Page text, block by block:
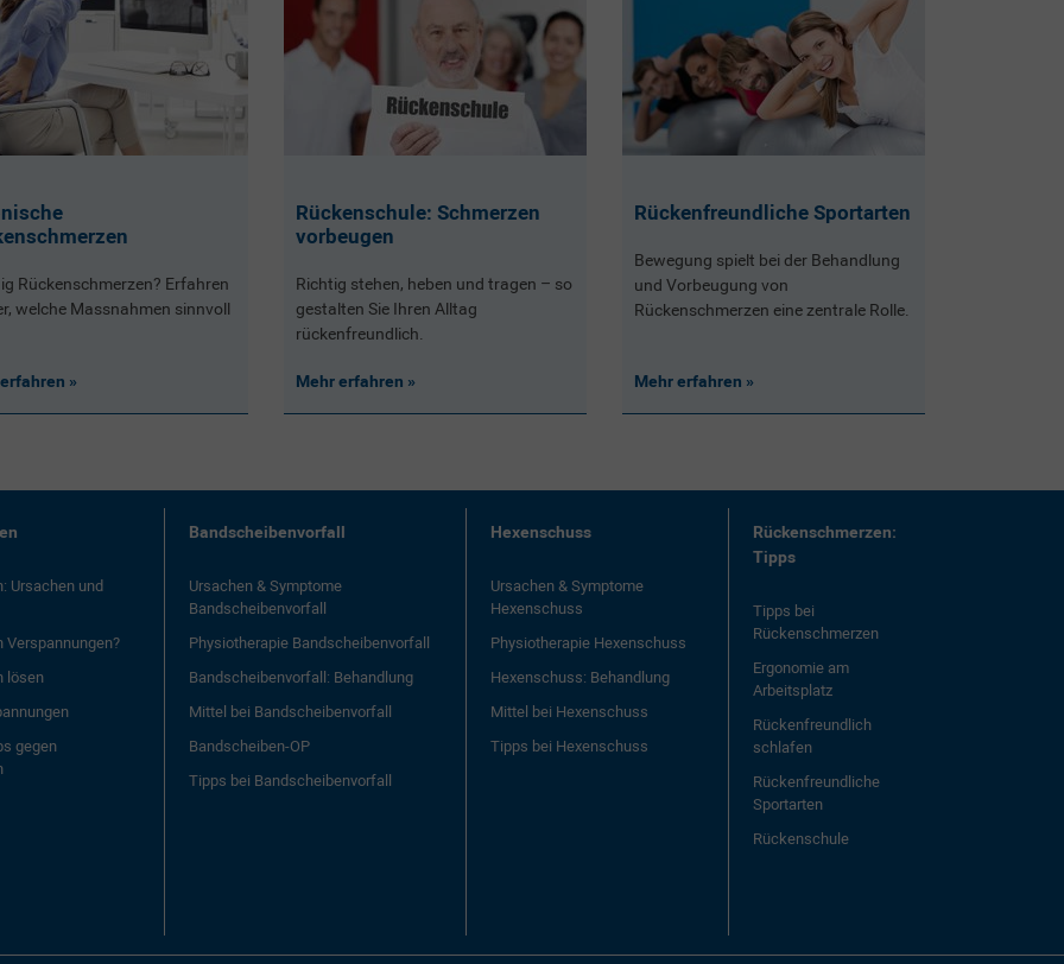
Rückenschmerzen? Erfahren
welche Massnahmen sinnvoll
Rückenschule: Schmerzen
vorbeugen
Richtig stehen, heben und tragen – so
gestalten Sie Ihren Alltag
rückenfreundlich.
Mehr erfahren
Rückenfreundliche Sportarten
Bewegung spielt bei der Behandlung
und Vorbeugung von
Rückenschmerzen eine zentrale Rolle.
Mehr erfahren
Ursachen und
Verspannungen?
lösen
gegen
Bandscheibenvorfall
Ursachen & Symptome
Bandscheibenvorfall
Physiotherapie Bandscheibenvorfall
Bandscheibenvorfall: Behandlung
Mittel bei Bandscheibenvorfall
Bandscheiben-OP
Tipps bei Bandscheibenvorfall
Hexenschuss
Ursachen & Symptome
Hexenschuss
Physiotherapie Hexenschuss
Hexenschuss: Behandlung
Mittel bei Hexenschuss
Tipps bei Hexenschuss
Rückenschmerzen:
Tipps
Tipps bei
Rückenschmerzen
Ergonomie am
Arbeitsplatz
Rückenfreundlich
schlafen
Rückenfreundliche
Sportarten
Rückenschule